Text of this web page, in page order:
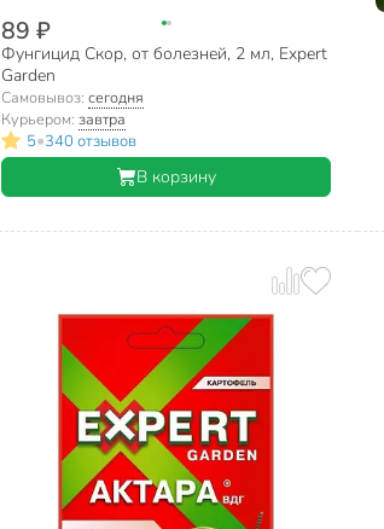
89 ₽
Фунгицид Скор, от болезней, 2 мл, Expert
Garden
Самовывоз: сегодня
Курьером: завтра
5•340 отзывов
В корзину